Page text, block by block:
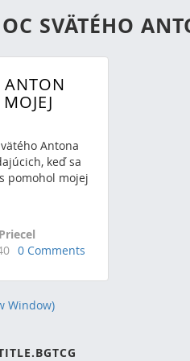
SVÄTÉHO
ANTON
Antona
keď sa
pomohol mojej
0 Comments
Window)